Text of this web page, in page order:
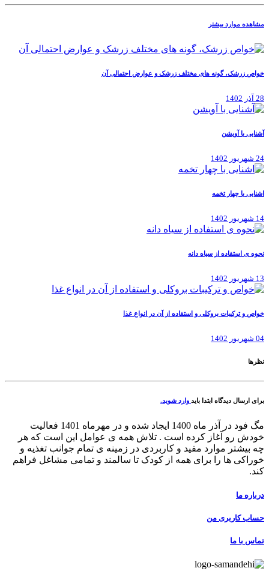
مشاهده موارد بیشتر
خواص زرشک، گونه های مختلف زرشک و عوارض احتمالی آن
28 آذر 1402
آشنایی با آویشن
24 شهریور 1402
اشنایی با چهار تخمه
14 شهریور 1402
نحوه ی استفاده از سیاه دانه
13 شهریور 1402
خواص و ترکیبات بروکلی و استفاده از آن در انواع غذا
04 شهریور 1402
نظرها
برای ارسال دیدگاه ابتدا باید وارد شوید.
مگ فود در آذر ماه 1400 ایجاد شده و در مهرماه 1401 فعالیت
خودش رو آغاز کرده است . تلاش همه ی عوامل این است که هر
چه بیشتر موارد مفید و کاربردی در زمینه ی تمام جوانب تغذیه و
خوراکی ها را برای همه از کودک تا سالمند و تمامی مشاغل فراهم
کند.
درباره ما
حساب کاربری من
تماس با ما